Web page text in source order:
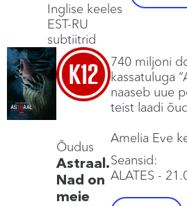
Inglise keeles
EST-RU
subtiitrid
740 miljoni
kassatuluga
naaseb uue
teist laadi
Amelia Eve
Seansid:
ALATES -
Õudus
Astraal.
Nad on
meie